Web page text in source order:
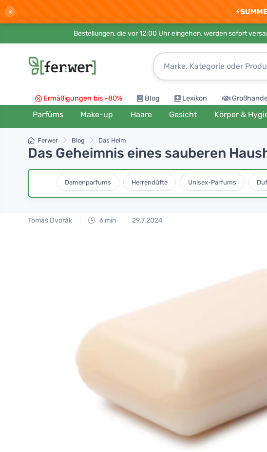
× ⚡
Bestellungen, die vor 12:00 Uhr eingehen, werden sofort
Ermäßigungen bis -80% Blog Lexikon
Parfüms Make-up Haare Gesicht Körper &
Ferwer Blog Das Heim
Das Geheimnis eines sauberen
Damenparfums Herrendüfte Unisex-Parfums
Tomáš Dvořák 6 min 29.7.2024